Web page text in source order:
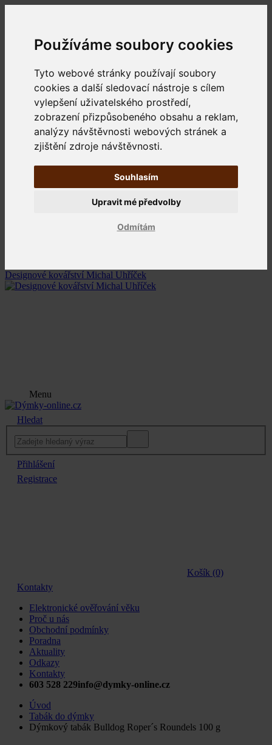
Používáme soubory cookies
Tyto webové stránky používají soubory
cookies a další sledovací nástroje s cílem
vylepšení uživatelského prostředí,
zobrazení přizpůsobeného obsahu a reklam,
analýzy návštěvnosti webových stránek a
zjištění zdroje návštěvnosti.
Souhlasím
Odmítám
Upravit mé předvolby
Designové kovářství Michal Uhříček
Menu
Hledat
Přihlášení
Registrace
Košík (0)
Kontakty
Elektronické ověřování věku
Proč u nás
Obchodní podmínky
Poradna
Aktuality
Odkazy
Kontakty
603 528 229info@dymky-online.cz
Úvod
Tabák do dýmky
Dýmkový tabák Bulldog Roper´s Roundels 100 g